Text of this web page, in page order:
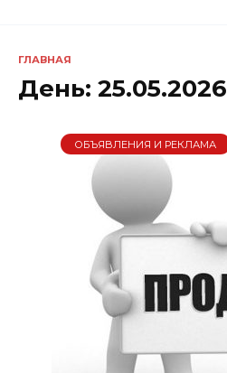
ГЛАВНАЯ
День: 25.05.2026
ОБЪЯВЛЕНИЯ И РЕКЛАМА